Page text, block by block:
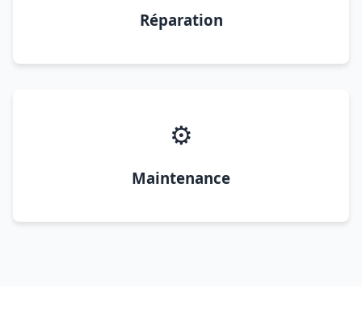
Réparation
⚙️
Maintenance